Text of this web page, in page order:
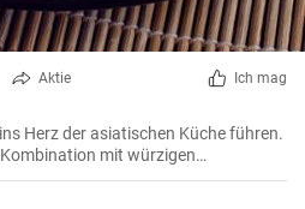
Aktie Ich mag
Herz der asiatischen Küche führen.
mit würzigen
für ein schnelles Mittag- oder